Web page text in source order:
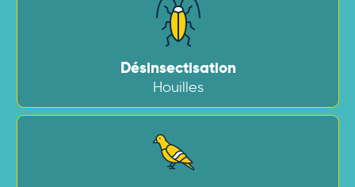
Désinsectisation
Houilles